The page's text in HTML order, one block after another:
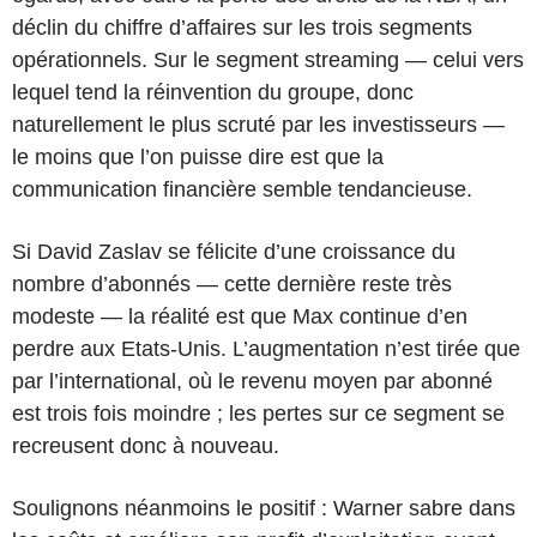
déclin du chiffre d’affaires sur les trois segments
opérationnels. Sur le segment streaming — celui vers
lequel tend la réinvention du groupe, donc
naturellement le plus scruté par les investisseurs —
le moins que l’on puisse dire est que la
communication financière semble tendancieuse.
Si David Zaslav se félicite d’une croissance du
nombre d’abonnés — cette dernière reste très
modeste — la réalité est que Max continue d’en
perdre aux Etats-Unis. L’augmentation n’est tirée que
par l’international, où le revenu moyen par abonné
est trois fois moindre ; les pertes sur ce segment se
recreusent donc à nouveau.
Soulignons néanmoins le positif : Warner sabre dans